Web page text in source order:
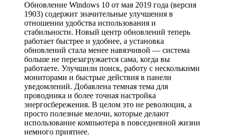
Обновление Windows 10 от мая 2019 года (версия
1903) содержит значительные улучшения в
отношении удобства использования и
стабильности. Новый центр обновлений теперь
работает быстрее и удобнее, а установка
обновлений стала менее навязчивой — система
больше не перезагружается сама, когда вы
работаете. Улучшили поиск, работу с несколькими
мониторами и быстрые действия в панели
уведомлений. Добавлена темная тема для
проводника и более точная настройка
энергосбережения. В целом это не революция, а
просто полезные мелочи, которые делают
использование компьютера в повседневной жизни
немного приятнее.